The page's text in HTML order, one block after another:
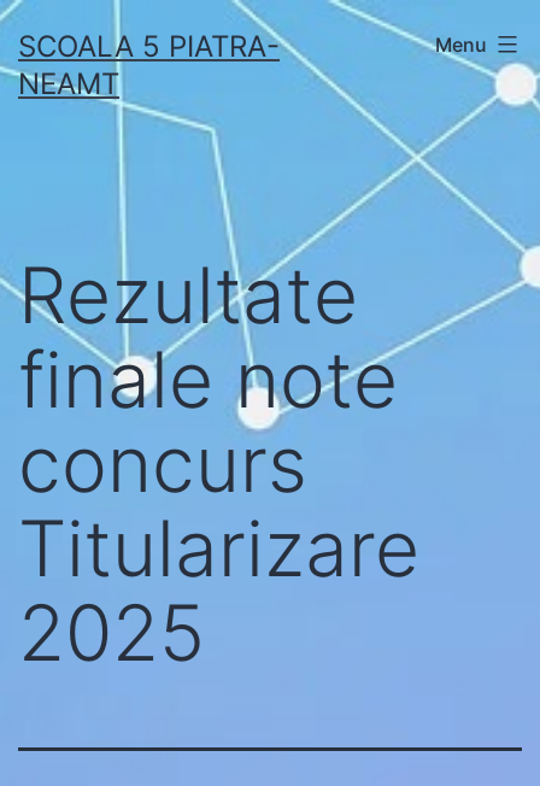
Skip
to
content
SCOALA 5 PIATRA-
NEAMT
Menu
Rezultate
finale note
concurs
Titularizare
2025